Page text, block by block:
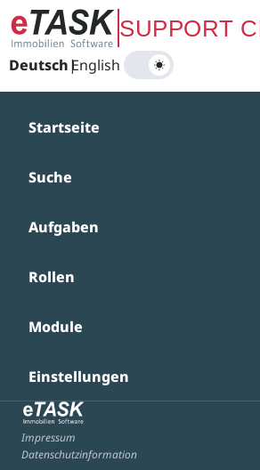
Zum Hauptinhalt springen
SUPPORT
Deutsch|
English
Startseite
Suche
Aufgaben
Rollen
Module
Einstellungen
Impressum
Datenschutzinformation